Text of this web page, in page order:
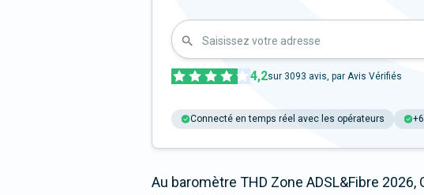
Saisissez votre adresse
4,2sur 3093 avis, par Avis Vérifiés
Connecté en temps réel avec les opérateurs
Au baromètre THD Zone ADSL&Fibre